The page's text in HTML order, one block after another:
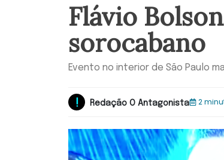
Flávio
sorocabano
Evento no interior de São Paulo
Redação O Antagonista 2